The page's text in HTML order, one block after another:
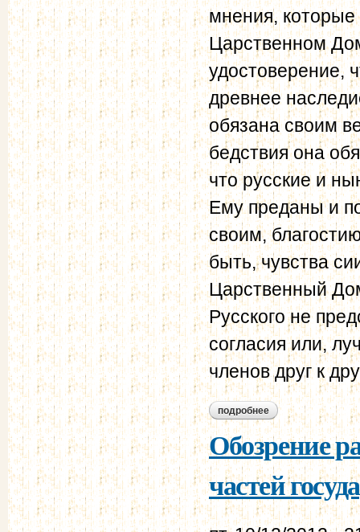
мнения,
Царственном
удостоверение,
древнее
обязана своим
бедствия она
что русские и
Ему преданы и
своим,
быть, чувства
Царственный
Русского не
согласия или,
членов друг к
подробнее о обозрение духа
Обозрение
частей